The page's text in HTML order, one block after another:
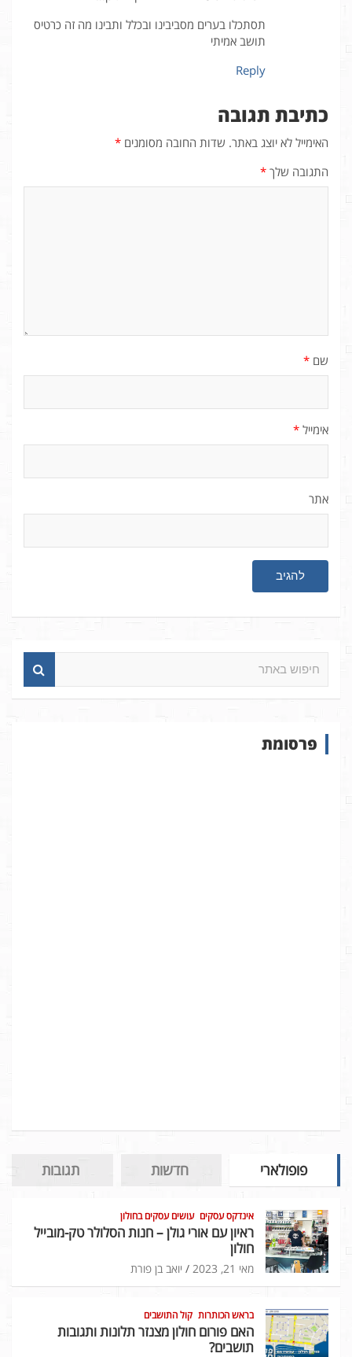
תסתכלו בערים מסביבינו ובכלל ותבינו מה זה כרטיס
תושב אמיתי
Reply
כתיבת תגובה
האימייל לא יוצג באתר. שדות החובה מסומנים *
התגובה שלך *
שם *
אימייל *
אתר
א
פרסומת
פופולארי חדשות תגובות
אינדקס עסקים עושים עסקים בחולון
ראיון עם אורי גולן – חנות הסלולר טק-מובייל
חולון
מאי 21, 2023 יואב בן פורת
בראש הכותרות קול התושבים
האם פורום חולון מצנזר תלונות ותגובות
תושבים?